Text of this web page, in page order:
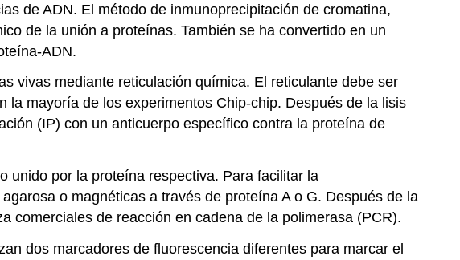
de ADN. El método de inmunoprecipitación de cromatina,
de la unión a proteínas. También se ha convertido en un
ADN.
vivas mediante reticulación química. El reticulante debe ser
mayoría de los experimentos Chip-chip. Después de la lisis
(IP) con un anticuerpo específico contra la proteína de
unido por la proteína respectiva. Para facilitar la
o magnéticas a través de proteína A o G. Después de la
comerciales de reacción en cadena de la polimerasa (PCR).
dos marcadores de fluorescencia diferentes para marcar el